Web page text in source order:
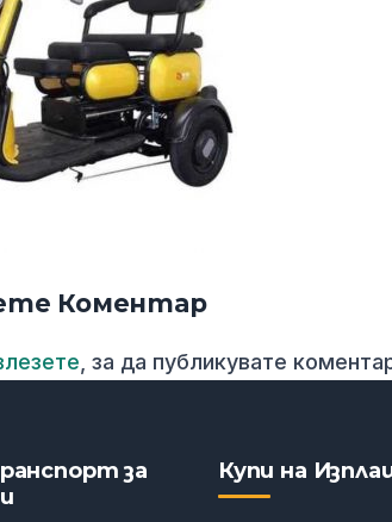
Коментар
, за да публикувате
за
Купи на